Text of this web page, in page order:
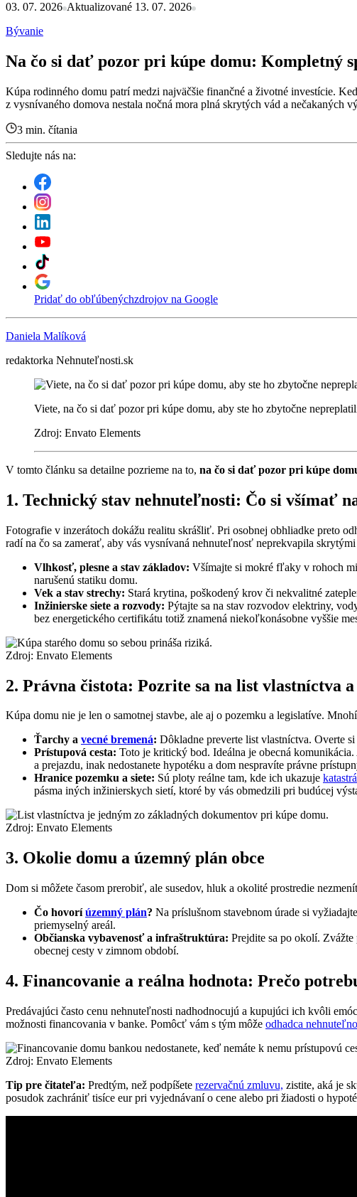
03. 07. 2026 Aktualizované 13. 07. 2026
Bývanie
Na čo si dať pozor pri kúpe domu: Kompletný
Kúpa rodinného domu patrí medzi najväčšie finančné a životné investície.
z vysnívaného domova nestala nočná mora plná skrytých vád a nečakaných
3 min. čítania
Sledujte nás na:
Pridať do obľúbenýchzdrojov na Google
Daniela Malíková
redaktorka Nehnuteľnosti.sk
Viete, na čo si dať pozor pri kúpe domu, aby ste ho zbytočne
Zdroj: Envato Elements
V tomto článku sa detailne pozrieme na to, na čo si dať pozor pri kúpe
1. Technický stav nehnuteľnosti: Čo si všímať
Fotografie v inzerátoch dokážu realitu skrášliť. Pri osobnej obhliadke preto
radí na čo sa zamerať, aby vás vysnívaná nehnuteľnosť neprekvapila
Vlhkosť, plesne a stav základov: Všímajte si mokré fľaky v rohoch
narušenú statiku domu.
Vek a stav strechy: Stará krytina, poškodený krov či nekvalitné
Inžinierske siete a rozvody: Pýtajte sa na stav rozvodov elektriny,
bez energetického certifikátu totiž znamená niekoľkonásobne vyššie
Zdroj: Envato Elements
2. Právna čistota: Pozrite sa na list vlastníctva
Kúpa domu nie je len o samotnej stavbe, ale aj o pozemku a legislatíve.
Ťarchy a vecné bremená: Dôkladne preverte list vlastníctva. Overte si
Prístupová cesta: Toto je kritický bod. Ideálna je obecná
a prejazdu, inak nedostanete hypotéku a dom nespravíte právne
Hranice pozemku a siete: Sú ploty reálne tam, kde ich ukazuje
pásma iných inžinierskych sietí, ktoré by vás obmedzili pri budúcej
Zdroj: Envato Elements
3. Okolie domu a územný plán obce
Dom si môžete časom prerobiť, ale susedov, hluk a okolité prostredie
Čo hovoríúzemný plán? Na príslušnom stavebnom úrade si
priemyselný areál.
Občianska vybavenosť a infraštruktúra: Prejdite sa po okolí.
obecnej cesty v zimnom období.
4. Financovanie a reálna hodnota: Prečo
Predávajúci často cenu nehnuteľnosti nadhodnocujú a kupujúci ich kvôli
možnosti financovania v banke. Pomôcť vám s tým môže odhadca
Zdroj: Envato Elements
Tip pre čitateľa: Predtým, než podpíšete rezervačnú zmluvu, zistite, aká je
posudok zachrániť tisíce eur pri vyjednávaní o cene alebo pri žiadosti o